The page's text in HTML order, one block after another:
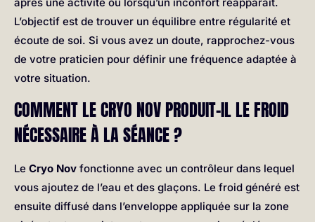
L’objectif est de trouver un équilibre entre régularité et
écoute de soi. Si vous avez un doute, rapprochez-vous
de votre praticien pour définir une fréquence adaptée à
votre situation.
COMMENT LE CRYO NOV PRODUIT-IL LE FROID
NÉCESSAIRE À LA SÉANCE ?
Le Cryo Nov fonctionne avec un contrôleur dans lequel
vous ajoutez de l’eau et des glaçons. Le froid généré est
ensuite diffusé dans l’enveloppe appliquée sur la zone